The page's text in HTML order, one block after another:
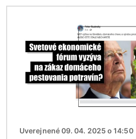
Uverejnené 09. 04. 2025 o 14:50